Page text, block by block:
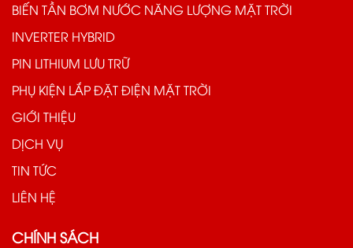
BIẾN TẦN BƠM NƯỚC NĂNG LƯỢNG MẶT TRỜI
INVERTER HYBRID
PIN LITHIUM LƯU TRỮ
PHỤ KIỆN LẮP ĐẶT ĐIỆN MẶT TRỜI
GIỚI THIỆU
DỊCH VỤ
TIN TỨC
LIÊN HỆ
CHÍNH SÁCH